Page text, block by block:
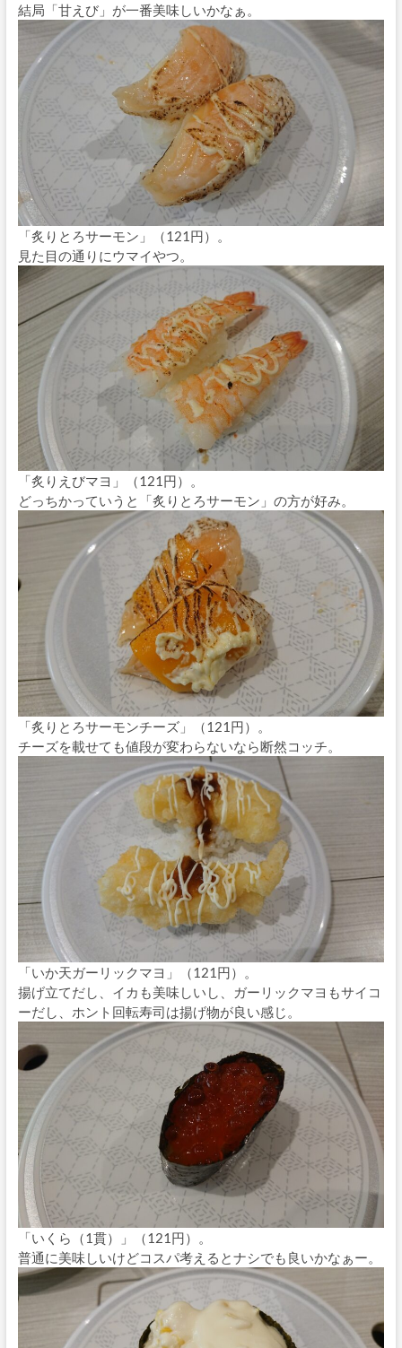
結局「甘えび」が一番美味しいかなぁ。
「炙りとろサーモン」（121円）。
見た目の通りにウマイやつ。
「炙りえびマヨ」（121円）。
どっちかっていうと「炙りとろサーモン」の方が好み。
「炙りとろサーモンチーズ」（121円）。
チーズを載せても値段が変わらないなら断然コッチ。
「いか天ガーリックマヨ」（121円）。
揚げ立てだし、イカも美味しいし、ガーリックマヨもサイコ
ーだし、ホント回転寿司は揚げ物が良い感じ。
「いくら（1貫）」（121円）。
普通に美味しいけどコスパ考えるとナシでも良いかなぁー。